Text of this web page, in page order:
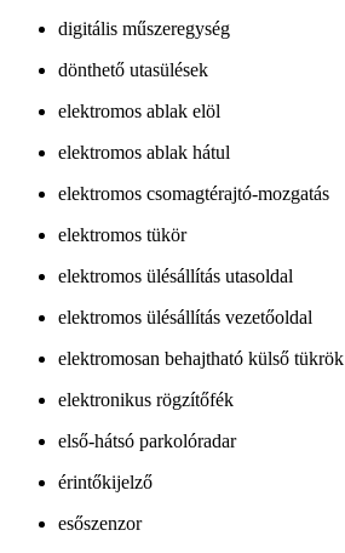
digitális műszeregység
dönthető utasülések
elektromos ablak elöl
elektromos ablak hátul
elektromos csomagtérajtó-mozgatás
elektromos tükör
elektromos ülésállítás utasoldal
elektromos ülésállítás vezetőoldal
elektromosan behajtható külső tükrök
elektronikus rögzítőfék
első-hátsó parkolóradar
érintőkijelző
esőszenzor